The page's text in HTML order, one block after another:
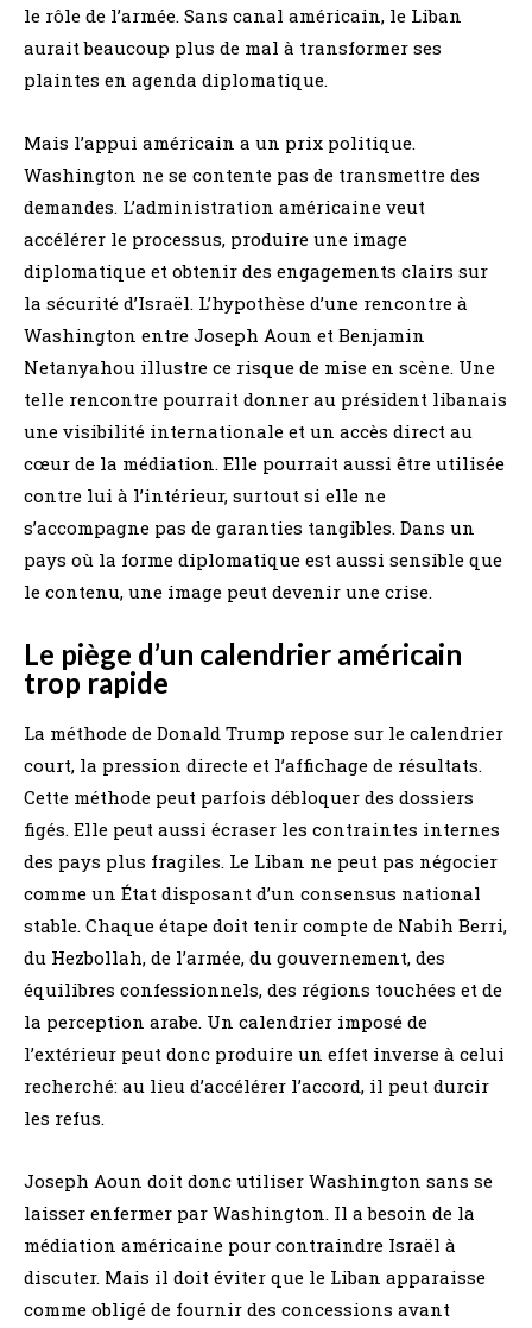
le rôle de l’armée. Sans canal américain, le Liban
aurait beaucoup plus de mal à transformer ses
plaintes en agenda diplomatique.
Mais l’appui américain a un prix politique.
Washington ne se contente pas de transmettre des
demandes. L’administration américaine veut
accélérer le processus, produire une image
diplomatique et obtenir des engagements clairs sur
la sécurité d’Israël. L’hypothèse d’une rencontre à
Washington entre Joseph Aoun et Benjamin
Netanyahou illustre ce risque de mise en scène. Une
telle rencontre pourrait donner au président libanais
une visibilité internationale et un accès direct au
cœur de la médiation. Elle pourrait aussi être utilisée
contre lui à l’intérieur, surtout si elle ne
s’accompagne pas de garanties tangibles. Dans un
pays où la forme diplomatique est aussi sensible que
le contenu, une image peut devenir une crise.
Le piège d’un calendrier américain
trop rapide
La méthode de Donald Trump repose sur le calendrier
court, la pression directe et l’affichage de résultats.
Cette méthode peut parfois débloquer des dossiers
figés. Elle peut aussi écraser les contraintes internes
des pays plus fragiles. Le Liban ne peut pas négocier
comme un État disposant d’un consensus national
stable. Chaque étape doit tenir compte de Nabih Berri,
du Hezbollah, de l’armée, du gouvernement, des
équilibres confessionnels, des régions touchées et de
la perception arabe. Un calendrier imposé de
l’extérieur peut donc produire un effet inverse à celui
recherché: au lieu d’accélérer l’accord, il peut durcir
les refus.
Joseph Aoun doit donc utiliser Washington sans se
laisser enfermer par Washington. Il a besoin de la
médiation américaine pour contraindre Israël à
discuter. Mais il doit éviter que le Liban apparaisse
comme obligé de fournir des concessions avant